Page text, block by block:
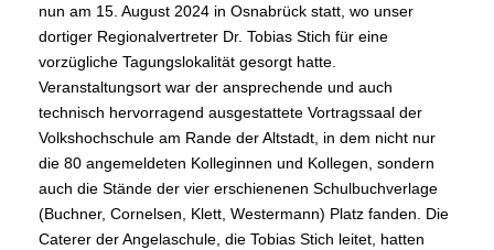
nun am 15. August 2024 in Osnabrück statt, wo unser
dortiger Regionalvertreter Dr. Tobias Stich für eine
vorzügliche Tagungslokalität gesorgt hatte.
Veranstaltungsort war der ansprechende und auch
technisch hervorragend ausgestattete Vortragssaal der
Volkshochschule am Rande der Altstadt, in dem nicht nur
die 80 angemeldeten Kolleginnen und Kollegen, sondern
auch die Stände der vier erschienenen Schulbuchverlage
(Buchner, Cornelsen, Klett, Westermann) Platz fanden. Die
Caterer der Angelaschule, die Tobias Stich leitet, hatten